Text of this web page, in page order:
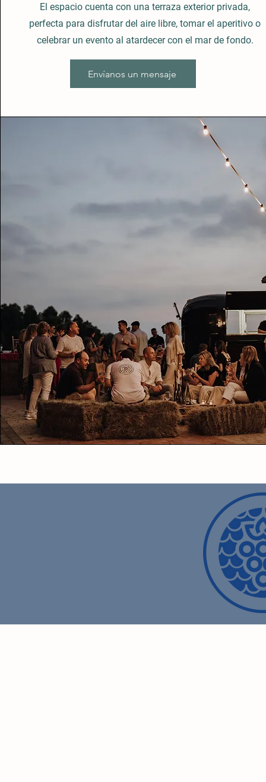
El espacio cuenta con una terraza exterior privada,
perfecta para disfrutar del aire libre, tomar el aperitivo o
celebrar un evento al atardecer con el mar de fondo.
Envíanos un mensaje